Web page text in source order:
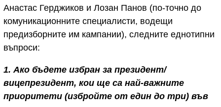
Анастас Герджиков и Лозан Панов (по-точно до
комуникационните специалисти, водещи
предизборните им кампании), следните еднотипни
въпроси:
1. Ако бъдете избран за президент/
вицепрезидент, кои ще са най-важните
приоритети (избройте от един до три) във